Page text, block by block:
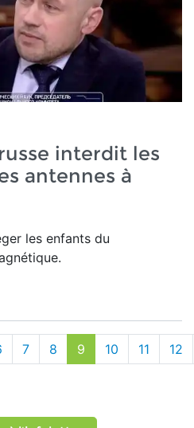
interdit les
antennes à
les enfants du
7 8 9 10 11 12